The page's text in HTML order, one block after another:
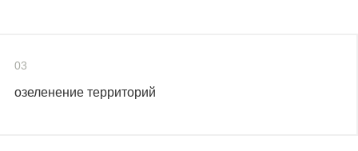
03
озеленение территорий